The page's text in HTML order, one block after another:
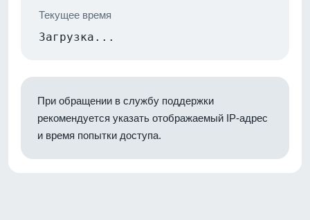
Текущее время
Загрузка...
При обращении в службу поддержки
рекомендуется указать отображаемый IP-адрес
и время попытки доступа.